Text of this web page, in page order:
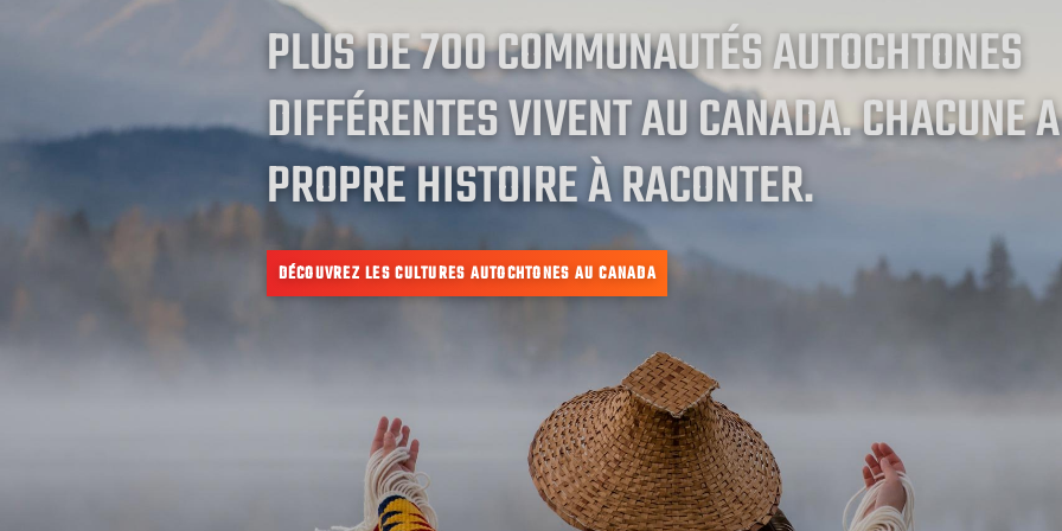
PLUS DE 700 COMMUNAUTÉS AUTOCHTONES
DIFFÉRENTES VIVENT AU CANADA. CHACUNE
PROPRE HISTOIRE À RACONTER.
DÉCOUVREZ LES CULTURES AUTOCHTONES AU CANADA